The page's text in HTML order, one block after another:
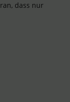
dass nur